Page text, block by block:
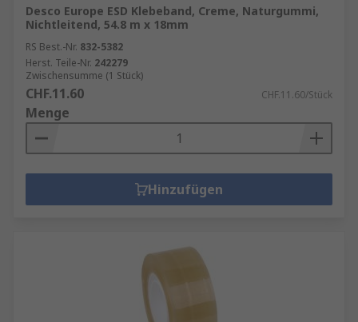
Desco Europe ESD Klebeband, Creme, Naturgummi,
Nichtleitend, 54.8 m x 18mm
RS Best.-Nr. 832-5382
Herst. Teile-Nr. 242279
Zwischensumme (1 Stück)
CHF.11.60 CHF.11.60/Stück
Menge
Hinzufügen